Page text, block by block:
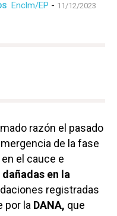
Enclm/EP - 11/12/2023
razón el pasado
de la fase
el cauce e
en la
registradas
por la DANA, que